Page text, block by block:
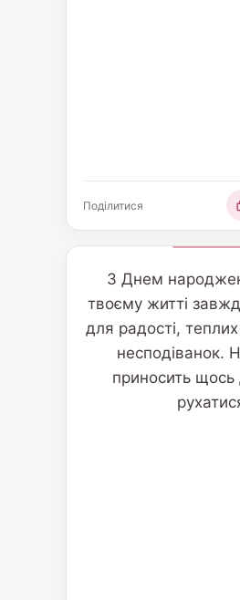
Поділитися
З Днем
твоєму житті
для радості,
несподіванок.
приносить